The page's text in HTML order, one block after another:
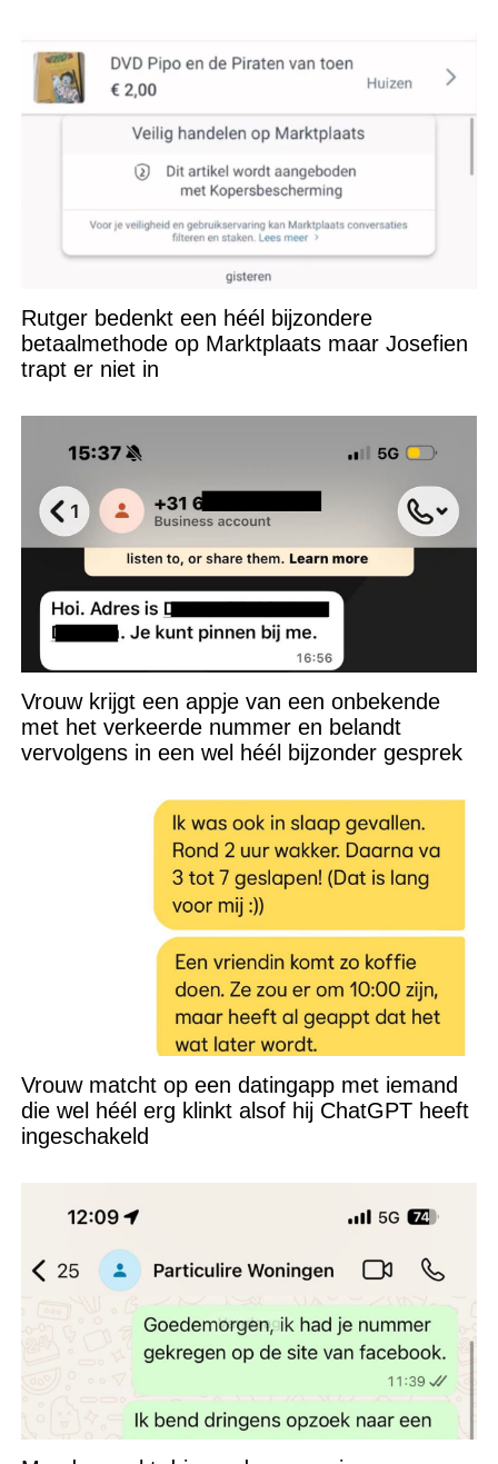
Rutger bedenkt een héél bijzondere
betaalmethode op Marktplaats maar Josefien
trapt er niet in
Vrouw krijgt een appje van een onbekende
met het verkeerde nummer en belandt
vervolgens in een wel héél bijzonder gesprek
Vrouw matcht op een datingapp met iemand
die wel héél erg klinkt alsof hij ChatGPT heeft
ingeschakeld